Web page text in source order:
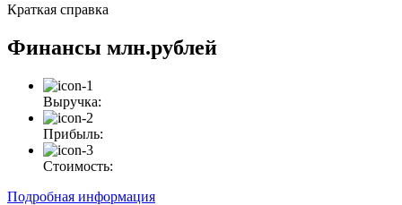
Краткая справка
Финансы млн.рублей
Выручка:
Прибыль:
Стоимость:
Подробная информация